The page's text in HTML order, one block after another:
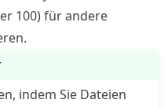
100) für andere
indem Sie Dateien